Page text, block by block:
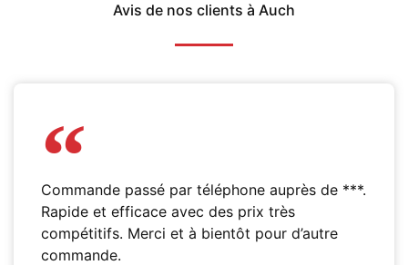
Avis de nos clients à Auch
Commande passé par téléphone auprès de ***.
Rapide et efficace avec des prix très
compétitifs. Merci et à bientôt pour d’autre
commande.